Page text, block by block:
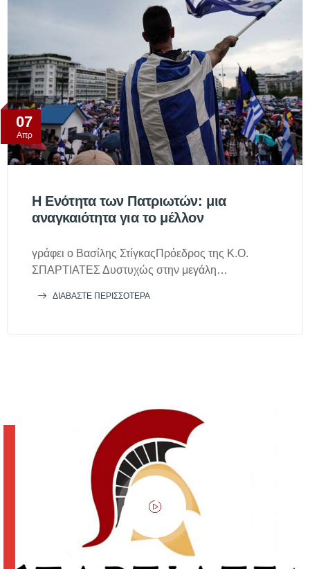
07
Απρ
Η Ενότητα των Πατριωτών: μια
αναγκαιότητα για το μέλλον
γράφει ο Βασίλης ΣτίγκαςΠρόεδρος της Κ.Ο.
ΣΠΑΡΤΙΑΤΕΣ Δυστυχώς στην μεγάλη…
ΔΙΑΒΆΣΤΕ ΠΕΡΙΣΣΌΤΕΡΑ